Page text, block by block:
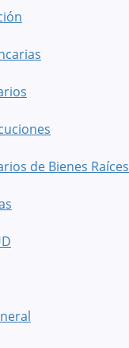
de Bienes Raíces